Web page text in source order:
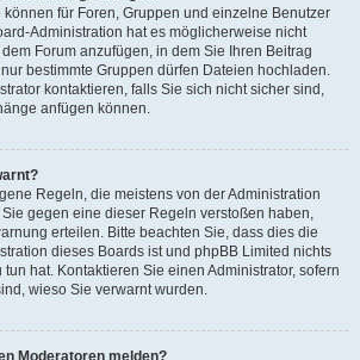
für Foren, Gruppen und einzelne Benutzer
Administration hat es möglicherweise nicht
Forum anzufügen, in dem Sie Ihren Beitrag
bestimmte Gruppen dürfen Dateien hochladen.
kontaktieren, falls Sie sich nicht sicher sind,
anfügen können.
Regeln, die meistens von der Administration
gegen eine dieser Regeln verstoßen haben,
erteilen. Bitte beachten Sie, dass dies die
dieses Boards ist und phpBB Limited nichts
hat. Kontaktieren Sie einen Administrator, sofern
wieso Sie verwarnt wurden.
Moderatoren melden?